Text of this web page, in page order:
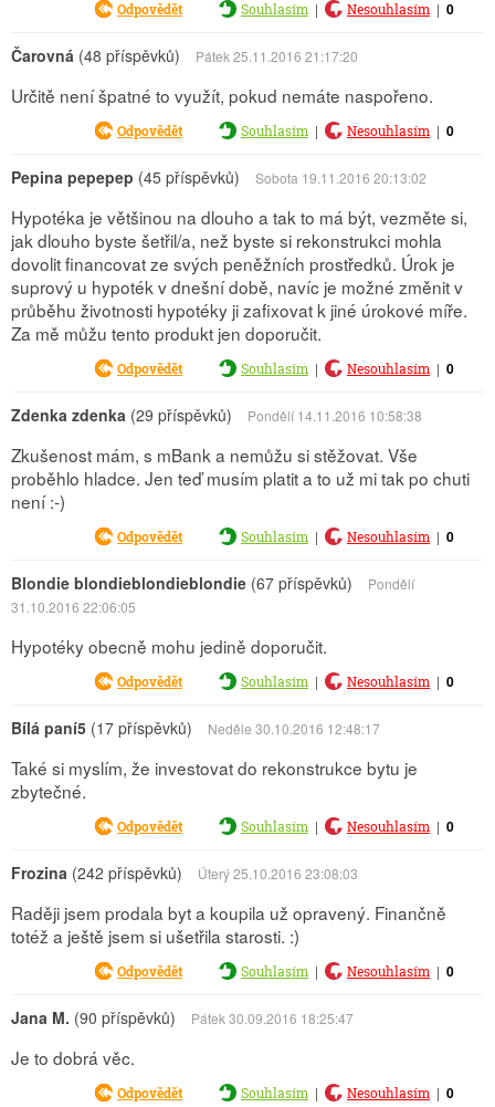
Odpovědět Souhlasím | Nesouhlasím | 0
Čarovná (48 příspěvků) Pátek 25.11.2016 21:17:20
Určitě není špatné to využít, pokud nemáte naspořeno.
Odpovědět Souhlasím | Nesouhlasím | 0
Pepina pepepep (45 příspěvků) Sobota 19.11.2016 20:13:02
Hypotéka je většinou na dlouho a tak to má být, vezměte si,
jak dlouho byste šetřil/a, než byste si rekonstrukci mohla
dovolit financovat ze svých peněžních prostředků. Úrok je
suprový u hypoték v dnešní době, navíc je možné změnit v
průběhu životnosti hypotéky ji zafixovat k jiné úrokové míře.
Za mě můžu tento produkt jen doporučit.
Odpovědět Souhlasím | Nesouhlasím | 0
Zdenka zdenka (29 příspěvků) Pondělí 14.11.2016 10:58:38
Zkušenost mám, s mBank a nemůžu si stěžovat. Vše
proběhlo hladce. Jen teď musím platit a to už mi tak po chuti
není :-)
Odpovědět Souhlasím | Nesouhlasím | 0
Blondie blondieblondieblondie (67 příspěvků)
Pondělí
31.10.2016 22:06:05
Hypotéky obecně mohu jedině doporučit.
Odpovědět Souhlasím | Nesouhlasím | 0
Bílá paní5 (17 příspěvků) Neděle 30.10.2016 12:48:17
Také si myslím, že investovat do rekonstrukce bytu je
zbytečné.
Odpovědět Souhlasím | Nesouhlasím | 0
Frozina (242 příspěvků) Úterý 25.10.2016 23:08:03
Raději jsem prodala byt a koupila už opravený. Finančně
totéž a ještě jsem si ušetřila starosti. :)
Odpovědět Souhlasím | Nesouhlasím | 0
Jana M. (90 příspěvků) Pátek 30.09.2016 18:25:47
Je to dobrá věc.
Odpovědět Souhlasím | Nesouhlasím | 0